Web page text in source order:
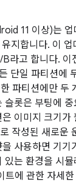
11 이상)는 업
지합니다. 이
라고 합니다. 이
단일 파티션에
파티션에만 두
슬롯은 부팅에
이미지 크기가
작성된 새로운
사용하면 기기
는 환경을 시뮬
트에 관한 자세